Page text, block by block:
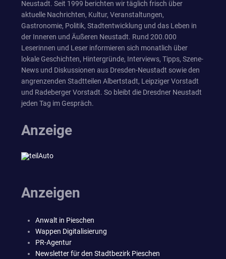
Neustadt. Seit 1999 berichten wir täglich frisch über
aktuelle Nachrichten, Kultur, Veranstaltungen,
Gastronomie, Politik, Stadtentwicklung und das Leben in
der Inneren und Äußeren Neustadt. Rund 200.000
Leserinnen und Leser informieren sich monatlich über
lokale Geschichten, Hintergründe, Interviews, Tipps, Szene-
News und Diskussionen aus Dresden-Neustadt sowie den
angrenzenden Stadtteilen Albertstadt, Leipziger Vorstadt
und Radeberger Vorstadt. So bleibt die Dresdner Neustadt
jeden Tag im Gespräch.
Anzeige
Anzeigen
Anwalt in Pieschen
Wappen Digitalisierung
PR-Agentur
Newsletter für den Stadtbezirk Pieschen